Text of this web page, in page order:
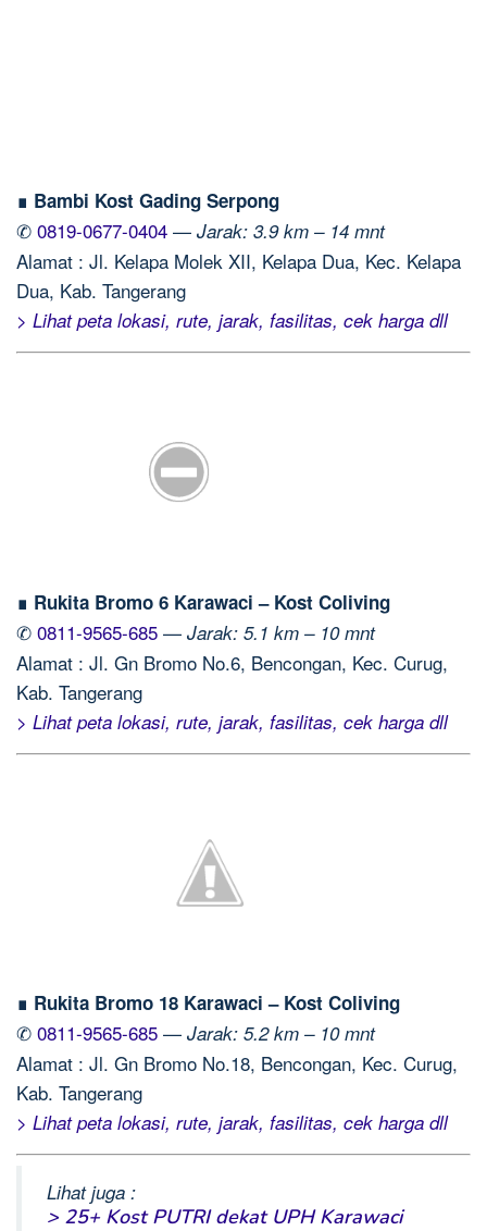
∎ Bambi Kost Gading Serpong
✆ 0819-0677-0404 — Jarak: 3.9 km – 14 mnt
Alamat : Jl. Kelapa Molek XII, Kelapa Dua, Kec. Kelapa
Dua, Kab. Tangerang
> Lihat peta lokasi, rute, jarak, fasilitas, cek harga dll
∎ Rukita Bromo 6 Karawaci – Kost Coliving
✆ 0811-9565-685 — Jarak: 5.1 km – 10 mnt
Alamat : Jl. Gn Bromo No.6, Bencongan, Kec. Curug,
Kab. Tangerang
> Lihat peta lokasi, rute, jarak, fasilitas, cek harga dll
∎ Rukita Bromo 18 Karawaci – Kost Coliving
✆ 0811-9565-685 — Jarak: 5.2 km – 10 mnt
Alamat : Jl. Gn Bromo No.18, Bencongan, Kec. Curug,
Kab. Tangerang
> Lihat peta lokasi, rute, jarak, fasilitas, cek harga dll
Lihat juga :
> 25+ Kost PUTRI dekat UPH Karawaci